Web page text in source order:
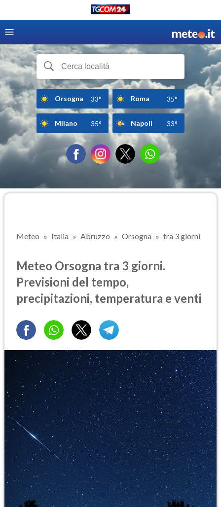
Orsogna 33° Roma 35°
Milano 35° Napoli 33°
Meteo Italia Abruzzo Orsogna tra 3 giorni
Meteo Orsogna tra 3 giorni.
Previsioni del tempo,
precipitazioni, temperatura e venti